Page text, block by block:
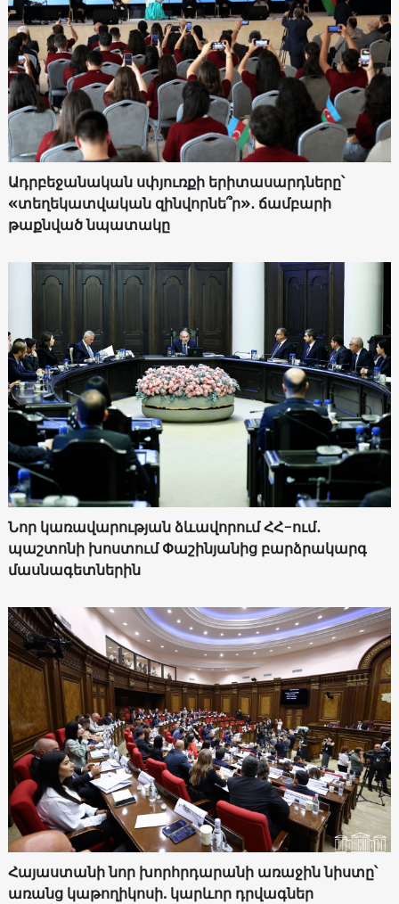
Ադրբեջանական սփյուռքի երիտասարդները՝
«տեղեկատվական զինվորնե՞ր»․ ճամբարի
թաքնված նպատակը
Նոր կառավարության ձևավորում ՀՀ-ում․
պաշտոնի խոստում Փաշինյանից բարձրակարգ
մասնագետներին
Հայաստանի նոր խորհրդարանի առաջին նիստը՝
առանց կաթողիկոսի. կարևոր դրվագներ